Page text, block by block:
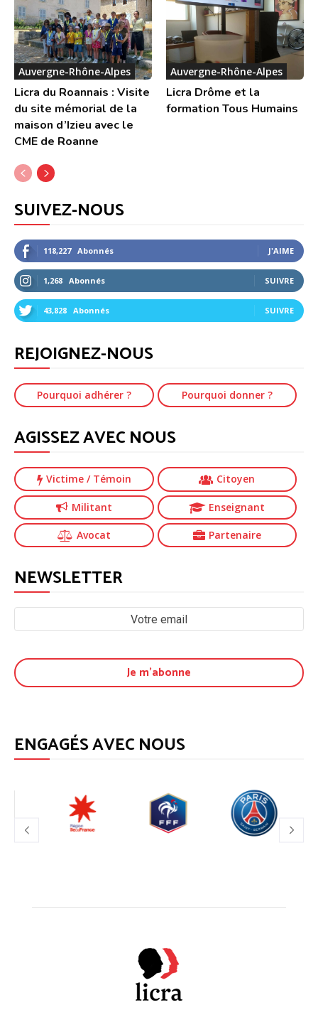
Auvergne-Rhône-Alpes
Licra du Roannais : Visite
du site mémorial de la
maison d’Izieu avec le
CME de Roanne
Auvergne-Rhône-Alpes
Licra Drôme et la
formation Tous Humains
SUIVEZ-NOUS
118,227 Abonnés J'AIME
1,268 Abonnés SUIVRE
43,828 Abonnés SUIVRE
REJOIGNEZ-NOUS
Pourquoi adhérer ? Pourquoi donner ?
AGISSEZ AVEC NOUS
Victime / Témoin Citoyen
Militant Enseignant
Avocat Partenaire
NEWSLETTER
ENGAGÉS AVEC NOUS